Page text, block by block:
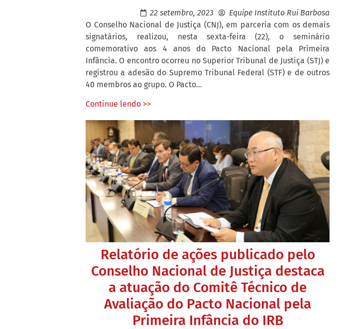
22 setembro, 2023
Equipe Instituto Rui Barbosa
O Conselho Nacional de Justiça (CNJ), em parceria com os demais
signatários, realizou, nesta sexta-feira (22), o seminário
comemorativo aos 4 anos do Pacto Nacional pela Primeira
Infância. O encontro ocorreu no Superior Tribunal de Justiça (STJ) e
registrou a adesão do Supremo Tribunal Federal (STF) e de outros
40 membros ao grupo. O Pacto...
Continue lendo >>
Relatório de ações publicado pelo
Conselho Nacional de Justiça destaca
a atuação do Comitê Técnico de
Avaliação do Pacto Nacional pela
Primeira Infância do IRB